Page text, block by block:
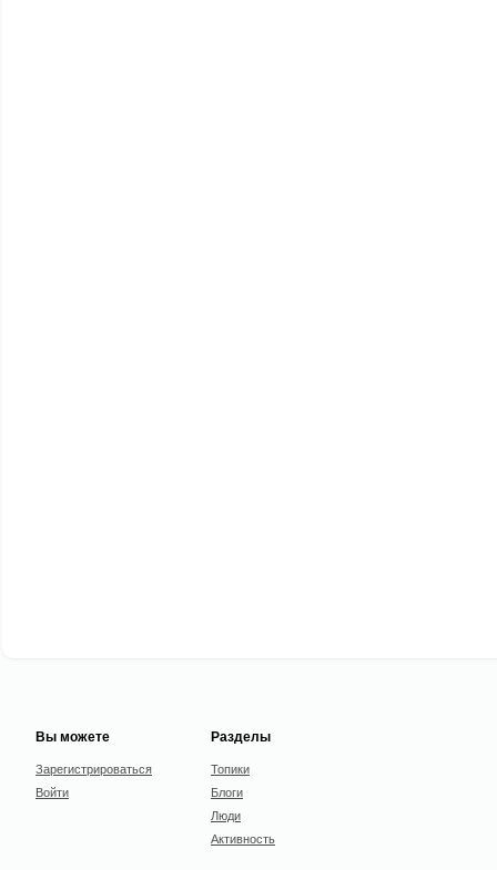
Вы можете
Зарегистрироваться
Войти
Разделы
Топики
Блоги
Люди
Активность